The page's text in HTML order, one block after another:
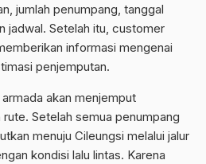
jumlah penumpang, tanggal
jadwal. Setelah itu, customer
informasi mengenai
penjemputan.
akan menjemput
Setelah semua penumpang
menuju Cileungsi melalui jalur
kondisi lalu lintas. Karena